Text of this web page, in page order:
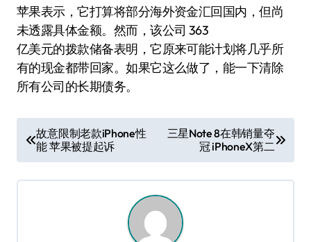
苹果表示，它打算将部分海外资金汇回国内，但尚
未透露具体金额。然而，该公司 363
亿美元的拨款储备表明，它原来可能计划将几乎所
有的现金都带回家。如果它这么做了，能一下清除
所有公司的长期债务。
章
导
故意限制老款iPhone性
能 苹果被提起诉
三星Note 8在韩销量夺
冠 iPhoneX第二